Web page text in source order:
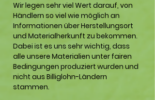
Wir legen sehr viel Wert darauf, von
Händlern so viel wie möglich an
Informationen über Herstellungsort
und Materialherkunft zu bekommen.
Dabei ist es uns sehr wichtig, dass
alle unsere Materialien unter fairen
Bedingungen produziert wurden und
nicht aus Billiglohn-Ländern
stammen.